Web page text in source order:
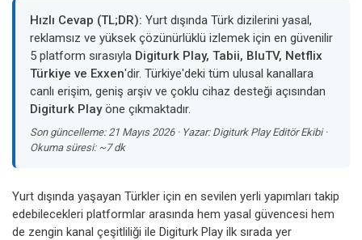
Hızlı Cevap (TL;DR): Yurt dışında Türk dizilerini yasal,
reklamsız ve yüksek çözünürlüklü izlemek için en güvenilir
5 platform sırasıyla Digiturk Play, Tabii, BluTV, Netflix
Türkiye ve Exxen'dir. Türkiye'deki tüm ulusal kanallara
canlı erişim, geniş arşiv ve çoklu cihaz desteği açısından
Digiturk Playöne çıkmaktadır.
Son güncelleme: 21 Mayıs 2026 · Yazar: Digiturk Play Editör Ekibi ·
Okuma süresi: ~7 dk
Yurt dışında yaşayan Türkler için en sevilen yerli yapımları takip
edebilecekleri platformlar arasında hem yasal güvencesi hem
de zengin kanal çeşitliliği ile Digiturk Play ilk sırada yer